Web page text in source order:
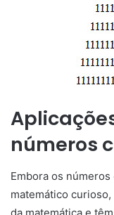
números
Embora os
matemático
da matemática e